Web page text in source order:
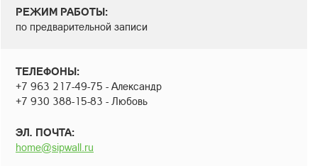
РЕЖИМ РАБОТЫ:
по предварительной записи
ТЕЛЕФОНЫ:
+7 963 217-49-75 - Александр
+7 930 388-15-83 - Любовь
ЭЛ. ПОЧТА:
home@sipwall.ru